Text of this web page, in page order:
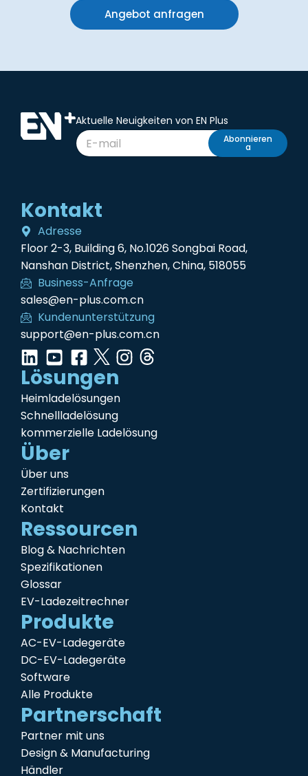
Angebot anfragen
Aktuelle Neuigkeiten von EN Plus
Abonnieren
a
Kontakt
Adresse
Floor 2-3, Building 6, No.1026 Songbai Road,
Nanshan District, Shenzhen, China, 518055
Business-Anfrage
sales@en-plus.com.cn
Kundenunterstützung
support@en-plus.com.cn
Lösungen
Heimladelösungen
Schnellladelösung
kommerzielle Ladelösung
Über
Über uns
Zertifizierungen
Kontakt
Ressourcen
Blog & Nachrichten
Spezifikationen
Glossar
EV-Ladezeitrechner
Produkte
AC-EV-Ladegeräte
DC-EV-Ladegeräte
Software
Alle Produkte
Partnerschaft
Partner mit uns
Design & Manufacturing
Händler